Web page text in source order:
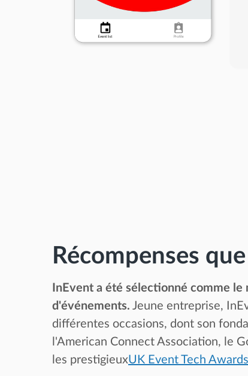
Récompenses
InEvent a été sélectionné comme le
d'événements. Jeune entreprise,
différentes occasions, dont son
l'American Connect Association, le
les prestigieuxUK Event Tech Awards